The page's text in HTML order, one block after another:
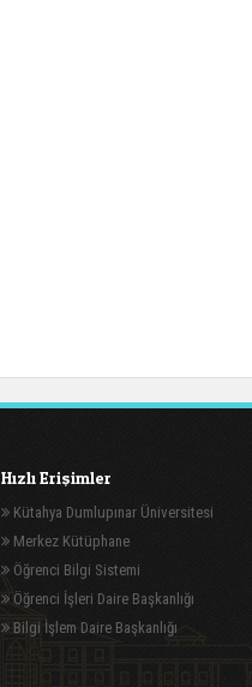
Hızlı Erişimler
Kütahya Dumlupınar Üniversitesi
Merkez Kütüphane
Öğrenci Bilgi Sistemi
Öğrenci İşleri Daire Başkanlığı
Bilgi İşlem Daire Başkanlığı